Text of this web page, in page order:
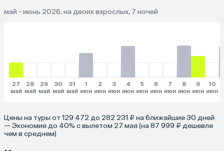
май - июнь 2026, на двоих взрослых, 7 ночей
27
май
28
май
29
май
30
май
31
май
1
июн
2
июн
3
июн
4
июн
5
июн
6
июн
7
июн
8
июн
9
июн
10
июн
Цены на туры от 129 472 до 282 231 ₽ на ближайшие 30 дней
— Экономия до 40% с вылетом 27 мая (на 87 999 ₽ дешевле
чем в среднем)